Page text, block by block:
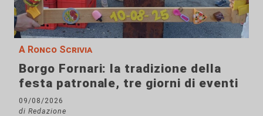
A Ronco Scrivia
Borgo Fornari: la tradizione della
festa patronale, tre giorni di eventi
09/08/2026
di Redazione